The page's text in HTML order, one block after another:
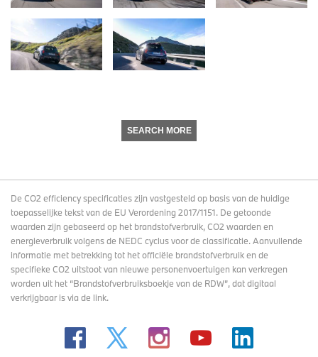
SEARCH MORE
De CO2 efficiency specificaties zijn vastgesteld op basis van de huidige
toepasselijke tekst van de EU Verordening 2017/1151. De getoonde
waarden zijn gebaseerd op het brandstofverbruik, CO2 waarden en
energieverbruik volgens de NEDC cyclus voor de classificatie. Aanvullende
informatie met betrekking tot het officiële brandstofverbruik en de
specifieke CO2 uitstoot van nieuwe personenvoertuigen kan verkregen
worden uit het “Brandstofverbruiksboekje van de RDW”, dat digitaal
verkrijgbaaris via de link.